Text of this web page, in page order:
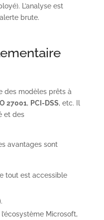
L’analyse est
brute.
des modèles prêts à
27001, PCI-DSS, etc. Il
et des
avantages sont
tout est accessible
Microsoft,